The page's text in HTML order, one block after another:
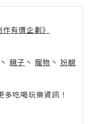
有價企劃》
丶 親子 丶 寵物 丶 扮靚
吃喝玩樂資訊！